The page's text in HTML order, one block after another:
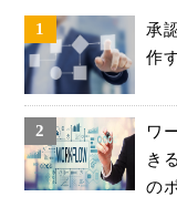
承
作
ワ
き
の